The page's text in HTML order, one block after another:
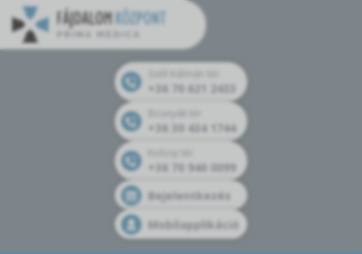
+36 70 621 2433
+36 30 434 1744
+36 70 940 0099
Bejelentkezés
Mobilapplikáció